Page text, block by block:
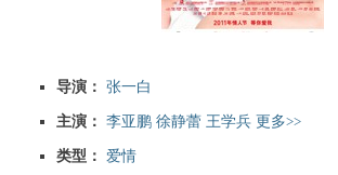
导演： 张一白
主演： 李亚鹏 徐静蕾 王学兵 更多>>
类型：
爱情